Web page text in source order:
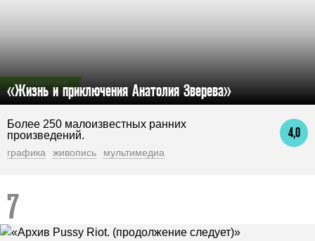
НА КАРАНТИНЕ
«Жизнь и приключения Анатолия Зверева»
4,0
Более 250 малоизвестных ранних
произведений.
графика живопись мультимедиа